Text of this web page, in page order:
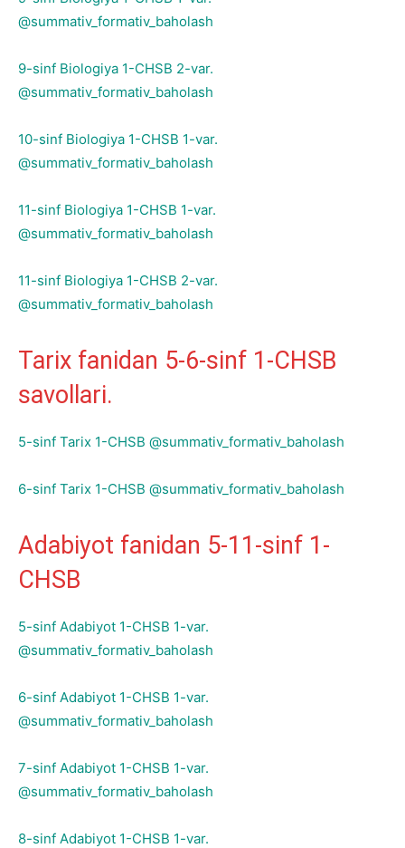
@summativ_formativ_baholash
9-sinf Biologiya 1-CHSB 2-var.
@summativ_formativ_baholash
10-sinf Biologiya 1-CHSB 1-var.
@summativ_formativ_baholash
11-sinf Biologiya 1-CHSB 1-var.
@summativ_formativ_baholash
11-sinf Biologiya 1-CHSB 2-var.
@summativ_formativ_baholash
Tarix fanidan 5-6-sinf 1-CHSB
savollari.
5-sinf Tarix 1-CHSB @summativ_formativ_baholash
6-sinf Tarix 1-CHSB @summativ_formativ_baholash
Adabiyot fanidan 5-11-sinf 1-
CHSB
5-sinf Adabiyot 1-CHSB 1-var.
@summativ_formativ_baholash
6-sinf Adabiyot 1-CHSB 1-var.
@summativ_formativ_baholash
7-sinf Adabiyot 1-CHSB 1-var.
@summativ_formativ_baholash
8-sinf Adabiyot 1-CHSB 1-var.